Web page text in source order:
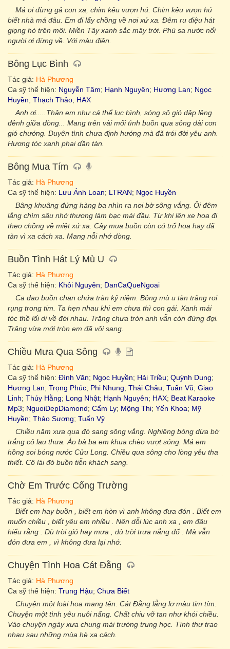
Má ơi đừng gả con xa, chim kêu vượn hú. Chim kêu vượn hú
biết nhà má đâu. Em đi lấy chồng về nơi xứ xa. Đêm ru điệu hát
giọng hò trên môi. Miền Tây xanh sắc mây trời. Phù sa nước nổi
người ơi đừng về. Với màu điên.
Bông Lục Bình
Tác giả: Hà Phương
Ca sỹ thể hiện: Nguyễn Tâm; Hạnh Nguyên; Hương Lan; Ngọc
Huyền; Thạch Thảo; HAX
Anh ơi.....Thân em như cá thể lục bình, sóng sô gió dập lêng
đênh giữa dòng... Mang trên vài mối tình buồn qua sông dài cơn
gió chướng. Duyên tình chưa định hướng mà đã trói đời yêu anh.
Hương tóc xanh phai dần tàn.
Bông Mua Tím
Tác giả: Hà Phương
Ca sỹ thể hiện: Lưu Ánh Loan; LTRAN; Ngọc Huyền
Bâng khuâng đứng hàng ba nhìn ra nơi bờ sông vắng. Ôi đêm
lắng chìm sâu nhớ thương làm bạc mái đầu. Từ khi lên xe hoa đi
theo chồng về miệt xứ xa. Cây mua buồn còn có trổ hoa hay đã
tàn vì xa cách xa. Mang nỗi nhớ dòng.
Buồn Tình Hát Lý Mù U
Tác giả: Hà Phương
Ca sỹ thể hiện: Khôi Nguyên; DanCaQueNgoai
Ca dao buồn chan chứa tràn kỷ niệm. Bông mù u tàn trăng rơi
rụng trong tim. Ta hẹn nhau khi em chưa thì con gái. Xanh mái
tóc thề lối di về đời nhau. Trăng chưa tròn anh vẫn còn đứng đợi.
Trăng vừa mới tròn em đã vội sang.
Chiều Mưa Qua Sông
Tác giả: Hà Phương
Ca sỹ thể hiện: Đình Văn; Ngọc Huyền; Hải Triều; Quỳnh Dung;
Hương Lan; Trọng Phúc; Phi Nhung; Thái Châu; Tuấn Vũ; Giao
Linh; Thúy Hằng; Long Nhật; Hạnh Nguyên; HAX; Beat Karaoke
Mp3; NguoiDepDiamond; Cẩm Ly; Mộng Thi; Yến Khoa; Mỹ
Huyền; Thảo Sương; Tuấn Vỹ
Chiều năm xưa qua đò sang sông vắng. Nghiêng bóng dừa bờ
trắng cỏ lau thưa. Áo bà ba em khua chèo vượt sóng. Má em
hồng soi bóng nước Cửu Long. Chiều qua sông cho lòng yêu tha
thiết. Cô lái đò buồn tiễn khách sang.
Chờ Em Trước Cổng Trường
Tác giả: Hà Phương
Biết em hay buồn , biết em hờn vì anh không đưa đón . Biết em
muốn chiều , biết yêu em nhiều . Nên dỗi lúc anh xa , em đâu
hiểu rằng . Dù trời gió hay mưa , dù trời trưa nắng đổ . Mà vẫn
đón đưa em , vì không đưa lại nhớ.
Chuyện Tình Hoa Cát Đằng
Tác giả: Hà Phương
Ca sỹ thể hiện: Trung Hậu; Chưa Biết
Chuyện một loài hoa mang tên. Cát Đằng lẳng lơ màu tim tím.
Chuyện một tình yêu nuôi nấng. Chất chiu vỡ tan như khói chiều.
Vào chuyện ngày xưa chung mái trường trung học. Tình thư trao
nhau sau những mùa hè xa cách.